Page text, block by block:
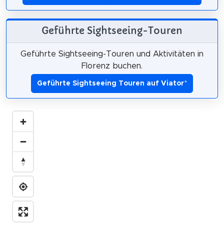
Geführte Sightseeing-Touren
Geführte Sightseeing-Touren und Aktivitäten in
Florenz buchen.
Geführte Sightseeing Touren auf Viator*